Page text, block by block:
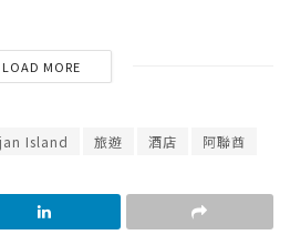
LOAD MORE
Island 旅遊 酒店 阿聯酋